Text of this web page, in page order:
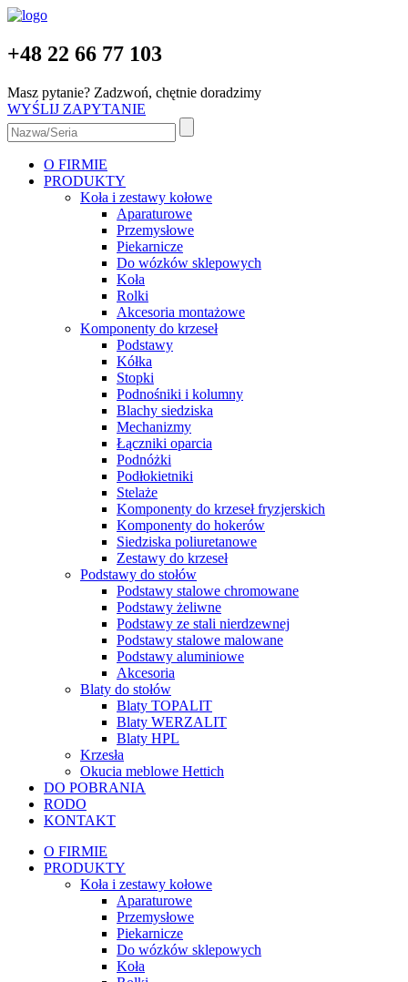
+48 22 66 77 103
Masz pytanie? Zadzwoń, chętnie doradzimy
WYŚLIJ ZAPYTANIE
O FIRMIE
PRODUKTY
Koła i zestawy kołowe
Aparaturowe
Przemysłowe
Piekarnicze
Do wózków sklepowych
Koła
Rolki
Akcesoria montażowe
Komponenty do krzeseł
Podstawy
Kółka
Stopki
Podnośniki i kolumny
Blachy siedziska
Mechanizmy
Łączniki oparcia
Podnóżki
Podłokietniki
Stelaże
Komponenty do krzeseł fryzjerskich
Komponenty do hokerów
Siedziska poliuretanowe
Zestawy do krzeseł
Podstawy do stołów
Podstawy stalowe chromowane
Podstawy żeliwne
Podstawy ze stali nierdzewnej
Podstawy stalowe malowane
Podstawy aluminiowe
Akcesoria
Blaty do stołów
Blaty TOPALIT
Blaty WERZALIT
Blaty HPL
Krzesła
Okucia meblowe Hettich
DO POBRANIA
RODO
KONTAKT
O FIRMIE
PRODUKTY
Koła i zestawy kołowe
Aparaturowe
Przemysłowe
Piekarnicze
Do wózków sklepowych
Koła